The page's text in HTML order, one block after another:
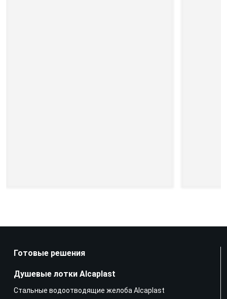
Готовые решения
Душевые лотки Alcaplast
Стальные водоотводящие желоба Alcaplast